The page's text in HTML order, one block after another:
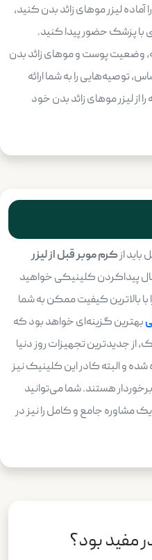
آماده لیزر موهای زائد بدن کنید،
پزشک حضور پیدا کنید.
پوست و موهای زائد بدن
توصیه‌هایی را به شما ارائه
از لیزر موهای زائد بدن خود
ازکرم موبر قبل از لیزر
پیداکردن کلینیکی خواهید
بالاترین کیفیت ممکن به شما
بهترین گزینه‌ای خواهد بود که
از جدیدترین تجهیزات روز دنیا
شده و البته کادر این کلینیک نیز
هستند. شما می‌توانید
مشاوره جامع و کامل را نیز در
مفید بود؟